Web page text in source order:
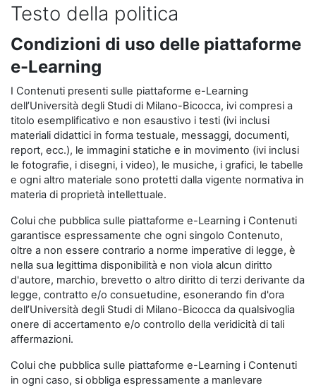
Testo della politica
Condizioni di uso delle piattaforme
e-Learning
I Contenuti presenti sulle piattaforme e-Learning
dell’Università degli Studi di Milano-Bicocca, ivi compresi a
titolo esemplificativo e non esaustivo i testi (ivi inclusi
materiali didattici in forma testuale, messaggi, documenti,
report, ecc.), le immagini statiche e in movimento (ivi inclusi
le fotografie, i disegni, i video), le musiche, i grafici, le tabelle
e ogni altro materiale sono protetti dalla vigente normativa in
materia di proprietà intellettuale.
Colui che pubblica sulle piattaforme e-Learning i Contenuti
garantisce espressamente che ogni singolo Contenuto,
oltre a non essere contrario a norme imperative di legge, è
nella sua legittima disponibilità e non viola alcun diritto
d'autore, marchio, brevetto o altro diritto di terzi derivante da
legge, contratto e/o consuetudine, esonerando fin d'ora
dell’Università degli Studi di Milano-Bicocca da qualsivoglia
onere di accertamento e/o controllo della veridicità di tali
affermazioni.
Colui che pubblica sulle piattaforme e-Learning i Contenuti
in ogni caso, si obbliga espressamente a manlevare